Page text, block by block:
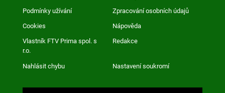
Podmínky užívání Zpracování osobních údajů
Cookies Nápověda
Vlastník FTV Prima spol. s
r.o.
Redakce
Nahlásit chybu Nastavení soukromí